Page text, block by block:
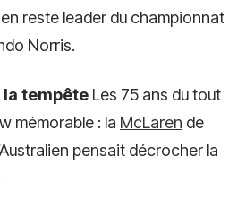
reste leader du championnat
Norris.
la tempête Les 75 ans du tout
mémorable : la McLaren de
pensait décrocher la